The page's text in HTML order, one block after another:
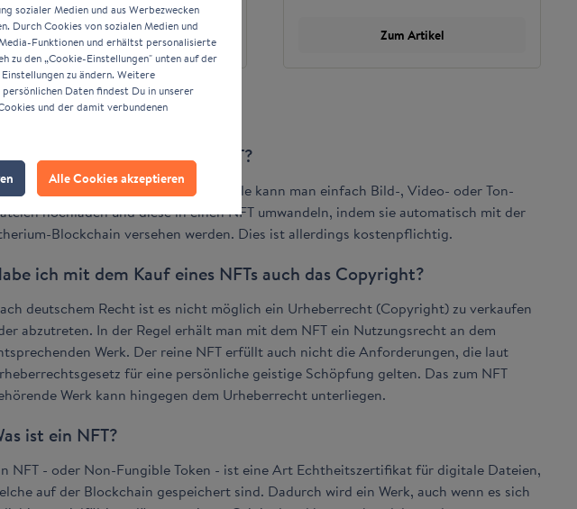
Zum Artikel Zum Artikel
erstelle ich selber einen NFT?
Platformen wie OpenSea oder Rarible kann man einfach Bild-, Video- oder Ton-
hochladen und diese in einen NFT umwandeln, indem sie automatisch mit der
Blockchain versehen werden. Dies ist allerdings kostenpflichtig.
ich mit dem Kauf eines NFTs auch das Copyright?
deutschem Recht ist es nicht möglich ein Urheberrecht (Copyright) zu verkaufen
abzutreten. In der Regel erhält man mit dem NFT ein Nutzungsrecht an dem
Werk. Der reine NFT erfüllt auch nicht die Anforderungen, die laut
für eine persönliche geistige Schöpfung gelten. Das zum NFT
Werk kann hingegen dem Urheberrecht unterliegen.
ist ein NFT?
NFT - oder Non-Fungible Token - ist eine Art Echtheitszertifikat für digitale Dateien,
auf der Blockchain gespeichert sind. Dadurch wird ein Werk, auch wenn es sich
sozialer Medien und aus Werbezwecken
Durch Cookies von sozialen Medien und
Funktionen und erhältst personalisierte
zu den „Cookie-Einstellungen" unten auf der
zu ändern. Weitere
Daten findest Du in unserer
und der damit verbundenen
Alle Cookies akzeptieren